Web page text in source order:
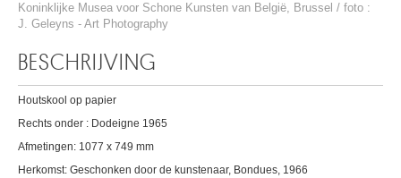
Koninklijke Musea voor Schone Kunsten van België, Brussel / foto :
J. Geleyns - Art Photography
BESCHRIJVING
Houtskool op papier
Rechts onder : Dodeigne 1965
Afmetingen: 1077 x 749 mm
Herkomst: Geschonken door de kunstenaar, Bondues, 1966